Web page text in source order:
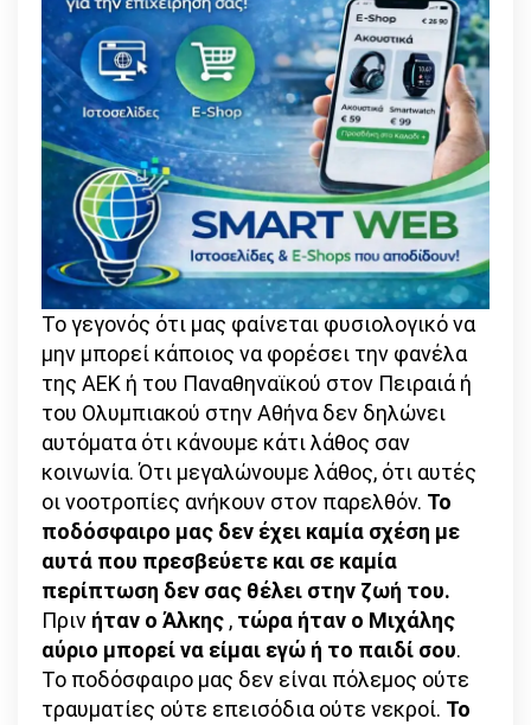
Το γεγονός ότι μας φαίνεται φυσιολογικό να
μην μπορεί κάποιος να φορέσει την φανέλα
της ΑΕΚ ή του Παναθηναϊκού στον Πειραιά ή
του Ολυμπιακού στην Αθήνα δεν δηλώνει
αυτόματα ότι κάνουμε κάτι λάθος σαν
κοινωνία. Ότι μεγαλώνουμε λάθος, ότι αυτές
οι νοοτροπίες ανήκουν στον παρελθόν. Το
ποδόσφαιρο μας δεν έχει καμία σχέση με
αυτά που πρεσβεύετε και σε καμία
περίπτωση δεν σας θέλει στην ζωή του.
Πριν ήταν ο Άλκης , τώρα ήταν ο Μιχάλης
αύριο μπορεί να είμαι εγώ ή το παιδί σου.
Το ποδόσφαιρο μας δεν είναι πόλεμος ούτε
τραυματίες ούτε επεισόδια ούτε νεκροί. Το